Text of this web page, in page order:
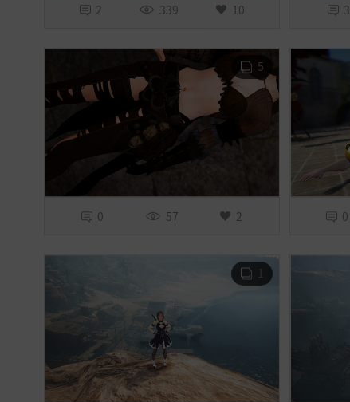
2 339 10 3
5
0 57 2 0
1